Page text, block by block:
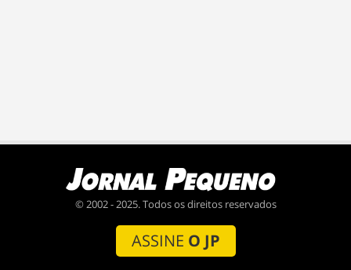
© 2002 - 2025. Todos os direitos reservados
ASSINE O JP